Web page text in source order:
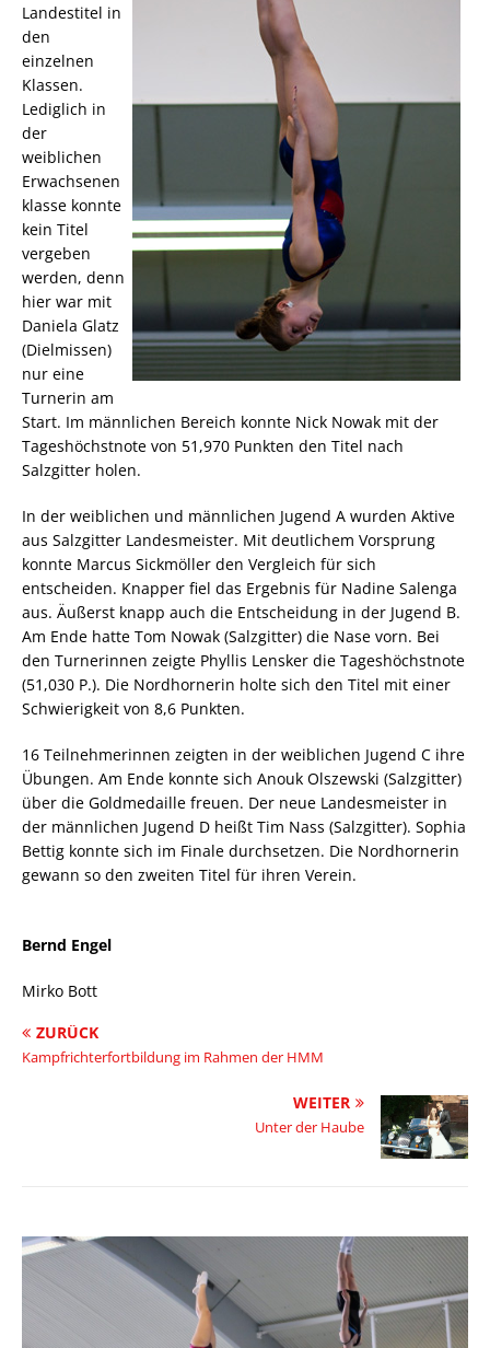
Landestitel in
den
einzelnen
Klassen.
Lediglich in
der
weiblichen
Erwachsenen
klasse konnte
kein Titel
vergeben
werden, denn
hier war mit
Daniela Glatz
(Dielmissen)
nur eine
Turnerin am
Start. Im männlichen Bereich konnte Nick Nowak mit der
Tageshöchstnote von 51,970 Punkten den Titel nach
Salzgitter holen.
In der weiblichen und männlichen Jugend A wurden Aktive
aus Salzgitter Landesmeister. Mit deutlichem Vorsprung
konnte Marcus Sickmöller den Vergleich für sich
entscheiden. Knapper fiel das Ergebnis für Nadine Salenga
aus. Äußerst knapp auch die Entscheidung in der Jugend B.
Am Ende hatte Tom Nowak (Salzgitter) die Nase vorn. Bei
den Turnerinnen zeigte Phyllis Lensker die Tageshöchstnote
(51,030 P.). Die Nordhornerin holte sich den Titel mit einer
Schwierigkeit von 8,6 Punkten.
16 Teilnehmerinnen zeigten in der weiblichen Jugend C ihre
Übungen. Am Ende konnte sich Anouk Olszewski (Salzgitter)
über die Goldmedaille freuen. Der neue Landesmeister in
der männlichen Jugend D heißt Tim Nass (Salzgitter). Sophia
Bettig konnte sich im Finale durchsetzen. Die Nordhornerin
gewann so den zweiten Titel für ihren Verein.
Bernd Engel
Mirko Bott
ZURÜCK
Kampfrichterfortbildung im Rahmen der HMM
WEITER
Unter der Haube